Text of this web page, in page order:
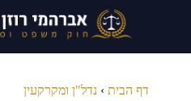
דף הבית › נדל"ן ומקרקעין